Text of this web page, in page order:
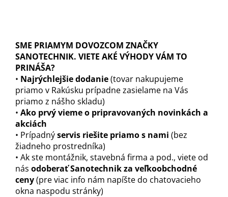
SME PRIAMYM DOVOZCOM ZNAČKY
SANOTECHNIK. VIETE AKÉ VÝHODY VÁM TO
PRINÁŠA?
• Najrýchlejšie dodanie(tovar nakupujeme
priamo v Rakúsku prípadne zasielame na Vás
priamo z nášho skladu)
• Ako prvý vieme o pripravovaných novinkách a
akciách
• Prípadnýservis riešite priamo s nami (bez
žiadneho prostredníka)
• Ak ste montážnik, stavebná firma a pod., viete od
nás odoberať Sanotechnik za veľkoobchodné
ceny(pre viac info nám napíšte do chatovacieho
okna naspodu stránky)